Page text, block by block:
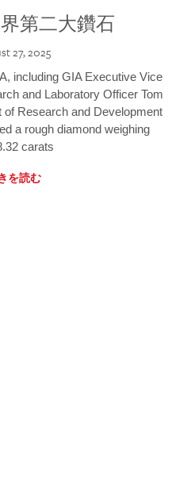
第二大鑽石
27, 2025
including GIA Executive Vice
and Laboratory Officer Tom
Research and Development
a rough diamond weighing
carats
を読む